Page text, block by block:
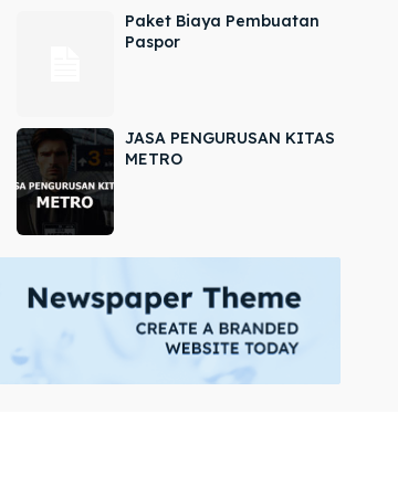
Paket Biaya Pembuatan
Paspor
JASA PENGURUSAN KITAS
METRO